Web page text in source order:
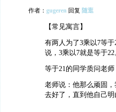
作者： gugeren 回复 随逛
【常见寓言】
有两人为了3乘以7等
说，3乘以7就是等于
等于21的同学质问老
老师说：他那么顽固
去好了，直到他自己明